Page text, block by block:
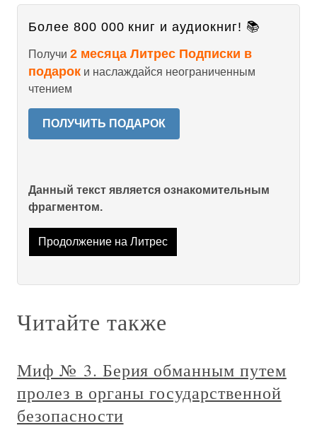
Более 800 000 книг и аудиокниг! 📚
Получи 2 месяца Литрес Подписки в
подарок и наслаждайся неограниченным
чтением
ПОЛУЧИТЬ ПОДАРОК
Данный текст является ознакомительным
фрагментом.
Продолжение на Литрес
Читайте также
Миф № 3. Берия обманным путем
пролез в органы государственной
безопасности